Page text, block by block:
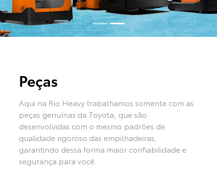
Peças
Aqui na Rio Heavy trabalhamos somente com as
peças genuínas da Toyota, que são
desenvolvidas com o mesmo padrões de
qualidade rigoroso das empilhadeiras,
garantindo dessa forma maior confiabilidade e
segurança para você.